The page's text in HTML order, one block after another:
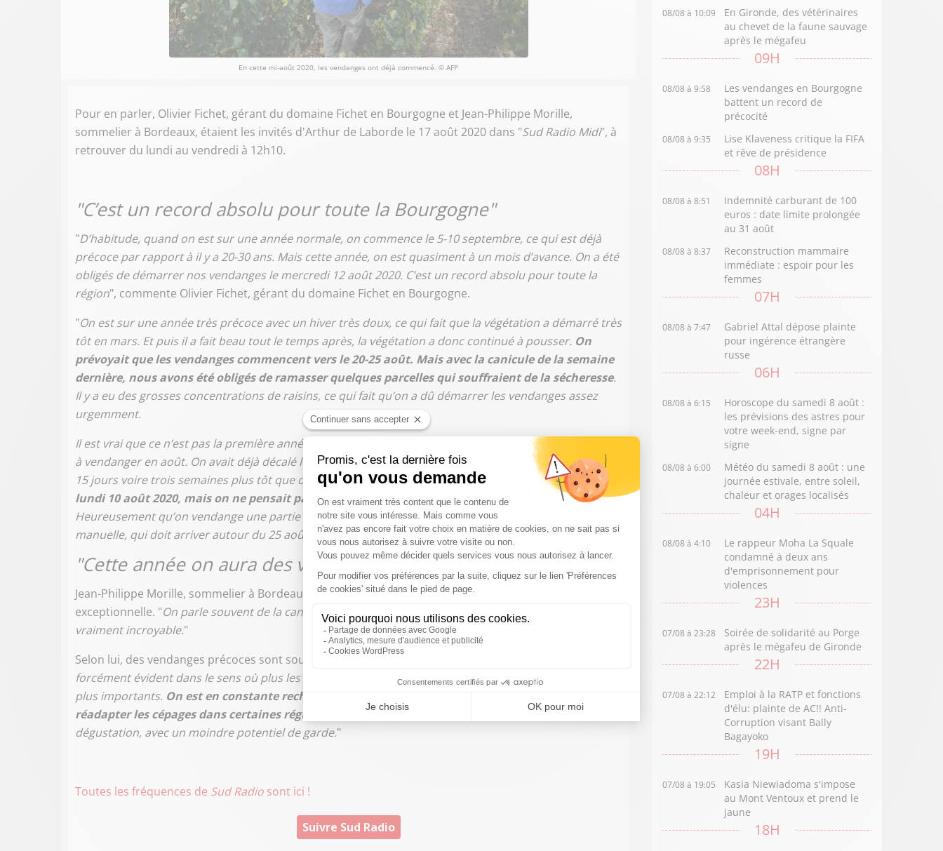
En cette mi-août 2020, les vendanges ont déjà commencé. © AFP
Pour en parler, Olivier Fichet, gérant du domaine Fichet en Bourgogne et Jean-Philippe Morille,
sommelier à Bordeaux, étaient les invités d'Arthur de Laborde le 17 août 2020 dans "Sud Radio Midi", à
retrouver du lundi au vendredi à 12h10.
"C’est un record absolu pour toute la Bourgogne"
"D’habitude, quand on est sur une année normale, on commence le 5-10 septembre, ce qui est déjà
précoce par rapport à il y a 20-30 ans. Mais cette année, on est quasiment à un mois d’avance. On a été
obligés de démarrer nos vendanges le mercredi 12 août 2020. C’est un record absolu pour toute la
région", commente Olivier Fichet, gérant du domaine Fichet en Bourgogne.
"On est sur une année très précoce avec un hiver très doux, ce qui fait que la végétation a démarré très
tôt en mars. Et puis il a fait beau tout le temps après, la végétation a donc continué à pousser. On
prévoyait que les vendanges commencent vers le 20-25 août. Mais avec la canicule de la semaine
dernière, nous avons été obligés de ramasser quelques parcelles qui souffraient de la sécheresse.
Il y a eu des grosses concentrations de raisins, ce qui fait qu’on a dû démarrer les vendanges assez
urgemment.
Il est vrai que ce n’est pas la première année très précoce. On commence à être habitués à commencer
à vendanger en août. On avait déjà décalé les congés de nos salariés pour qu’ils reviennent au travail
15 jours voire trois semaines plus tôt que d’habitude.Les salariés ont été de retour au travail dès le
lundi 10 août 2020, mais on ne pensait pas qu’on allait démarrer deux jours plus tard.
Heureusement qu’on vendange une partie de notre vignoble mécaniquement. Par contre, l’équipe
manuelle, qui doit arriver autour du 25 août, n’a pas pu venir plus tôt."
"Cette année on aura des vins plus durs à la dégustation"
Jean-Philippe Morille, sommelier à Bordeaux, s’accorde pour dire que cette année 2020 est
exceptionnelle. "On parle souvent de la canicule de 2003, mais cette année on est sur des records, c’est
vraiment incroyable."
Selon lui, des vendanges précoces sont souvent un gage de qualité, mais pas toujours. "
forcément évident dans le sens où plus les années passent, plus on a des vins avec des degrés d’alcool
plus importants. On est en constante recherche de fraîcheur. Il faudrait peut-être réfléchir à
réadapter les cépages dans certaines régions.
Cette année, on aura des vins plus durs à la
dégustation, avec un moindre potentiel de garde."
Toutes les fréquences de Sud Radio sont ici !
Suivre Sud Radio
08/08 à 10:09
En Gironde, des vétérinaires
au chevet de la faune sauvage
après le mégafeu
09H
08/08 à 9:58
Les vendanges en Bourgogne
battent un record de
précocité
08/08 à 9:35
Lise Klaveness critique la FIFA
et rêve de présidence
08H
08/08 à 8:51
Indemnité carburant de 100
euros : date limite prolongée
au 31 août
08/08 à 8:37
Reconstruction mammaire
immédiate : espoir pour les
femmes
07H
08/08 à 7:47
Gabriel Attal dépose plainte
pour ingérence étrangère
russe
06H
08/08 à 6:15
Horoscope du samedi 8 août :
les prévisions des astres pour
votre week-end, signe par
signe
08/08 à 6:00
Météo du samedi 8 août : une
journée estivale, entre soleil,
chaleur et orages localisés
04H
08/08 à 4:10
Le rappeur Moha La Squale
condamné à deux ans
d'emprisonnement pour
violences
23H
07/08 à 23:28
Soirée de solidarité au Porge
après le mégafeu de Gironde
22H
07/08 à 22:12
Emploi à la RATP et fonctions
d'élu: plainte de AC!! Anti-
Corruption visant Bally
Bagayoko
19H
07/08 à 19:05
Kasia Niewiadoma s'impose
au Mont Ventoux et prend le
jaune
18H